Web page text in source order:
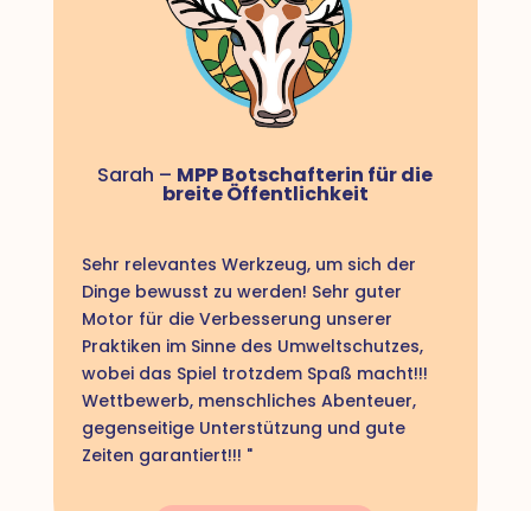
Sarah – MPP Botschafterin für die
breite Öffentlichkeit
Sehr relevantes Werkzeug, um sich der
Dinge bewusst zu werden! Sehr guter
Motor für die Verbesserung unserer
Praktiken im Sinne des Umweltschutzes,
wobei das Spiel trotzdem Spaß macht!!!
Wettbewerb, menschliches Abenteuer,
gegenseitige Unterstützung und gute
Zeiten garantiert!!! "